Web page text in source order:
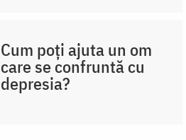
Cum poți ajuta un om
care se confruntă cu
depresia?